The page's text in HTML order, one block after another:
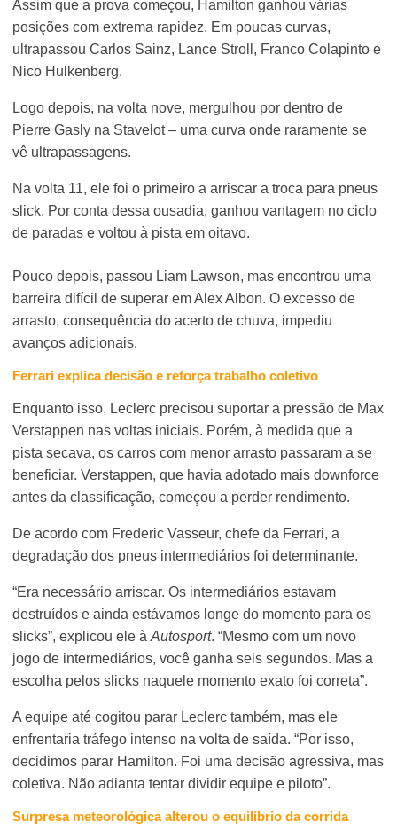
Assim que a prova começou, Hamilton ganhou várias
posições com extrema rapidez. Em poucas curvas,
ultrapassou Carlos Sainz, Lance Stroll, Franco Colapinto e
Nico Hulkenberg.
Logo depois, na volta nove, mergulhou por dentro de
Pierre Gasly na Stavelot – uma curva onde raramente se
vê ultrapassagens.
Na volta 11, ele foi o primeiro a arriscar a troca para pneus
slick. Por conta dessa ousadia, ganhou vantagem no ciclo
de paradas e voltou à pista em oitavo.
Pouco depois, passou Liam Lawson, mas encontrou uma
barreira difícil de superar em Alex Albon. O excesso de
arrasto, consequência do acerto de chuva, impediu
avanços adicionais.
Ferrari explica decisão e reforça trabalho coletivo
Enquanto isso, Leclerc precisou suportar a pressão de Max
Verstappen nas voltas iniciais. Porém, à medida que a
pista secava, os carros com menor arrasto passaram a se
beneficiar. Verstappen, que havia adotado mais downforce
antes da classificação, começou a perder rendimento.
De acordo com Frederic Vasseur, chefe da Ferrari, a
degradação dos pneus intermediários foi determinante.
“Era necessário arriscar. Os intermediários estavam
destruídos e ainda estávamos longe do momento para os
slicks”, explicou ele àAutosport. “Mesmo com um novo
jogo de intermediários, você ganha seis segundos. Mas a
escolha pelos slicks naquele momento exato foi correta”.
A equipe até cogitou parar Leclerc também, mas ele
enfrentaria tráfego intenso na volta de saída. “Por isso,
decidimos parar Hamilton. Foi uma decisão agressiva, mas
coletiva. Não adianta tentar dividir equipe e piloto”.
Surpresa meteorológica alterou o equilíbrio da corrida